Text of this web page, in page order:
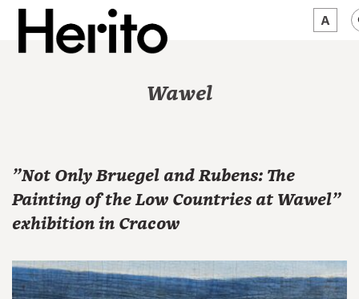
JĘZYK: EN
Wawel
"Not Only Bruegel and Rubens: The
Painting of the Low Countries at Wawel"
exhibition in Cracow